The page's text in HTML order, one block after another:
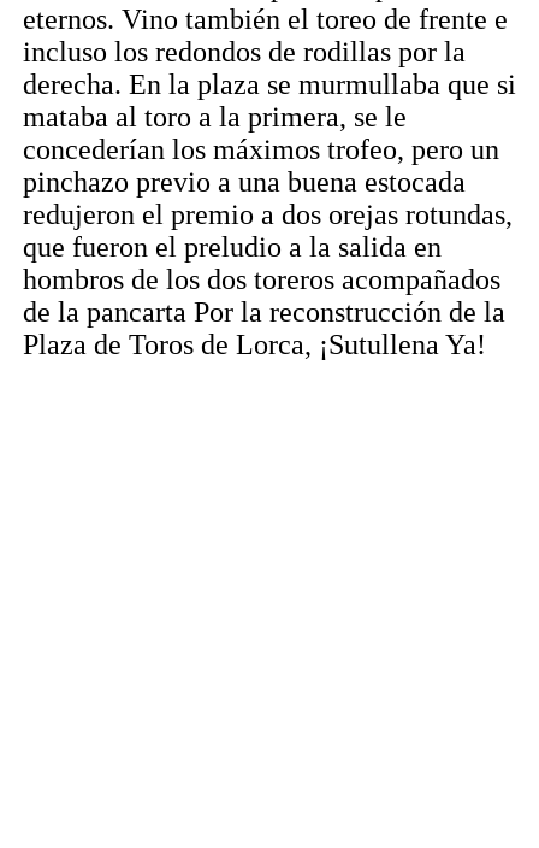
eternos. Vino también el toreo de frente e
incluso los redondos de rodillas por la
derecha. En la plaza se murmullaba que si
mataba al toro a la primera, se le
concederían los máximos trofeo, pero un
pinchazo previo a una buena estocada
redujeron el premio a dos orejas rotundas,
que fueron el preludio a la salida en
hombros de los dos toreros acompañados
de la pancarta Por la reconstrucción de la
Plaza de Toros de Lorca, ¡Sutullena Ya!